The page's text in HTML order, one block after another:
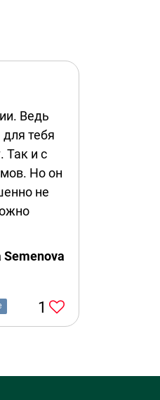
Ведь
тебя
Так и с
Но он
не
Semenova
1